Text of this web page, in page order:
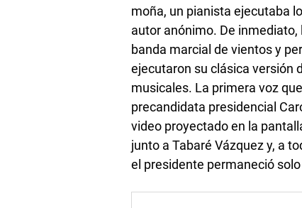
moña, un pianista ejecutaba
autor anónimo. De inmediato,
banda marcial de vientos y
ejecutaron su clásica versión
musicales. La primera voz
precandidata presidencial
video proyectado en la
junto a Tabaré Vázquez y, a
el presidente permaneció